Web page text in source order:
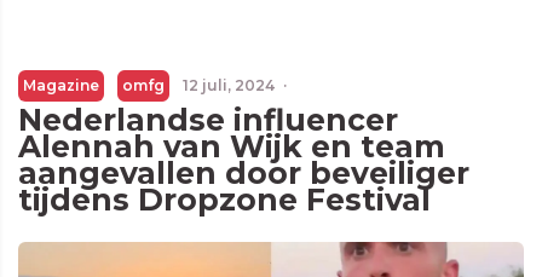
Magazine omfg 12 juli, 2024 ·
Nederlandse influencer
Alennah van Wijk en team
aangevallen door beveiliger
tijdens Dropzone Festival